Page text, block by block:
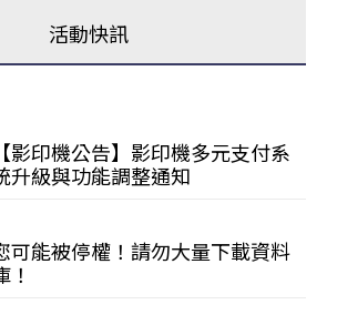
活動快訊
【影印機公告】影印機多元支付系
升級與功能調整通知
可能被停權！請勿大量下載資料
！